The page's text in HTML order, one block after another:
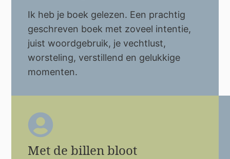
Ik heb je boek gelezen. Een prachtig
geschreven boek met zoveel intentie,
juist woordgebruik, je vechtlust,
worsteling, verstillend en gelukkige
momenten.
Met de billen bloot